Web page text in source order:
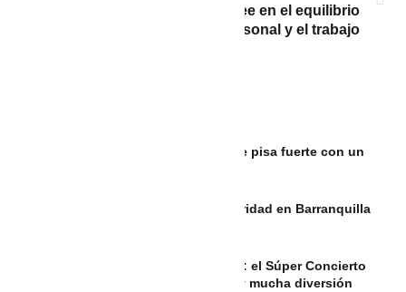
70 horas semanales y no cree en el equilibrio
entre la vida personal y el trabajo
Maca & Gero, el dúo colombiano que pisa fuerte con un
Mil 500 policías fortalecerán la seguridad en Barranquilla
8 de agosto en la Feria de las Flores: el Súper Concierto
2026, desfile de Héroes de la Patria y mucha diversión